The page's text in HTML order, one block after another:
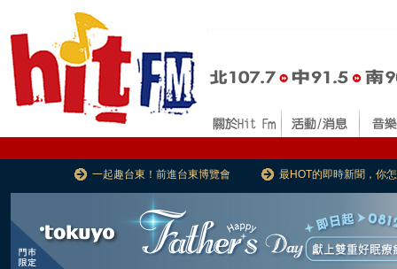
一起趣台東！前進台東博覽會 最HOT的即時新聞，你